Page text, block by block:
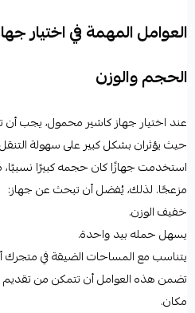
العوامل المهمة في اختيار
الحجم والوزن
عند اختيار جهاز كاشير محمول، يجب أن
حيث يؤثران بشكل كبير على سهولة التنقل
استخدمت جهازًا كان حجمه كبيرًا نسبيًا،
مزعجًا. لذلك، يُفضل أن تبحث عن جهاز:
خفيف الوزن.
يسهل حمله بيد واحدة.
يتناسب مع المساحات الضيقة في
تضمن هذه العوامل أن تتمكن من
مكان.